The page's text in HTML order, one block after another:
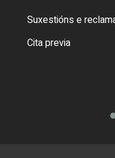
Suxestións e
Cita previa